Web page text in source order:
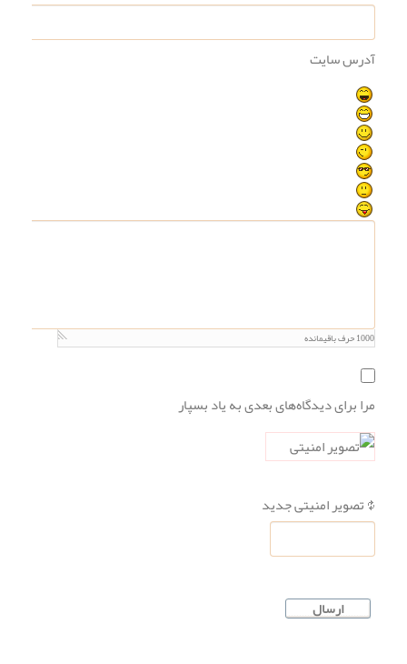
آدرس سایت
1000حرف باقیمانده
مرا برای دیدگاه‌های بعدی به یاد بسپار
تصویر امنیتی جدید
ارسال